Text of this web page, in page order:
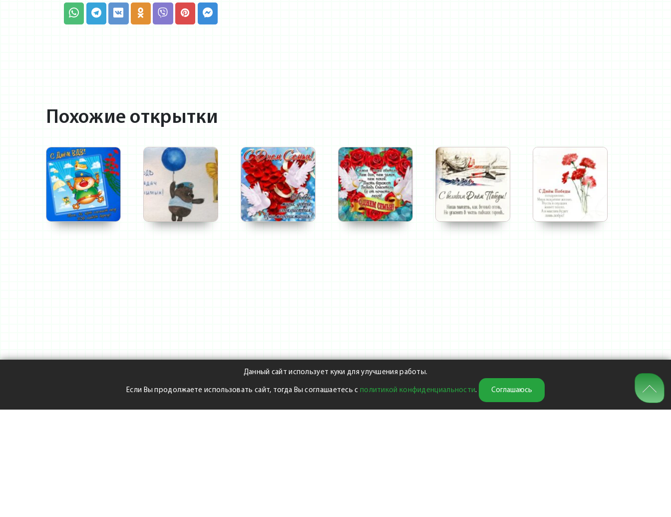
Похожие открытки
Данный сайт использует куки для улучшения работы.
Если Вы продолжаете использовать сайт, тогда Вы соглашаетесь с политикой конфиденциальности. Соглашаюсь